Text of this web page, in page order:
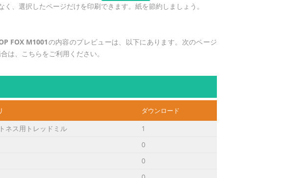
く、選択したページだけを印刷できます。紙を節約しましょう。
FOX M1001の内容のプレビューは、以下にあります。次のページ
は、こちらをご利用ください。
ダウンロード
ネス用トレッドミル
1
0
0